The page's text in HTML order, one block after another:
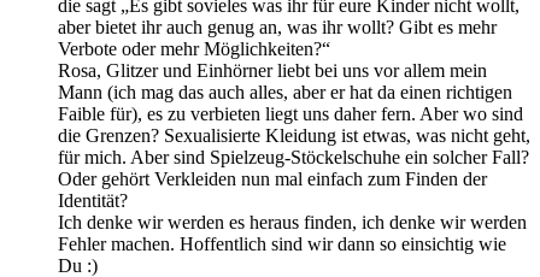
die sagt „Es gibt sovieles was ihr für eure Kinder nicht wollt,
aber bietet ihr auch genug an, was ihr wollt? Gibt es mehr
Verbote oder mehr Möglichkeiten?“
Rosa, Glitzer und Einhörner liebt bei uns vor allem mein
Mann (ich mag das auch alles, aber er hat da einen richtigen
Faible für), es zu verbieten liegt uns daher fern. Aber wo sind
die Grenzen? Sexualisierte Kleidung ist etwas, was nicht geht,
für mich. Aber sind Spielzeug-Stöckelschuhe ein solcher Fall?
Oder gehört Verkleiden nun mal einfach zum Finden der
Identität?
Ich denke wir werden es heraus finden, ich denke wir werden
Fehler machen. Hoffentlich sind wir dann so einsichtig wie
Du :)